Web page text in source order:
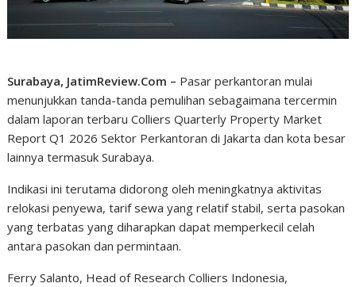
Surabaya, JatimReview.Com – Pasar perkantoran mulai
menunjukkan tanda-tanda pemulihan sebagaimana tercermin
dalam laporan terbaru Colliers Quarterly Property Market
Report Q1 2026 Sektor Perkantoran di Jakarta dan kota besar
lainnya termasuk Surabaya.
Indikasi ini terutama didorong oleh meningkatnya aktivitas
relokasi penyewa, tarif sewa yang relatif stabil, serta pasokan
yang terbatas yang diharapkan dapat memperkecil celah
antara pasokan dan permintaan.
Ferry Salanto, Head of Research Colliers Indonesia,